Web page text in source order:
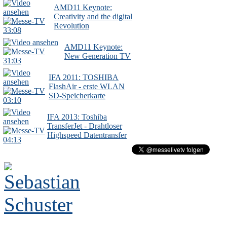
33:08
AMD11 Keynote:
Creativity and the digital
Revolution
31:03
AMD11 Keynote:
New Generation TV
03:10
IFA 2011: TOSHIBA
FlashAir - erste WLAN
SD-Speicherkarte
04:13
IFA 2013: Toshiba
TransferJet - Drahtloser
Highspeed Datentransfer